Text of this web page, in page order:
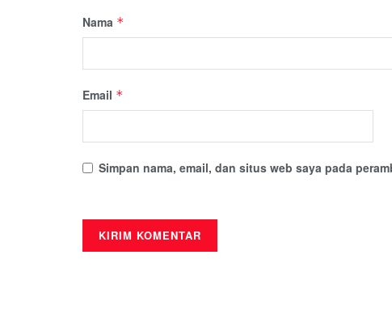
Nama *
Email *
Simpan nama, email, dan situs web saya pada